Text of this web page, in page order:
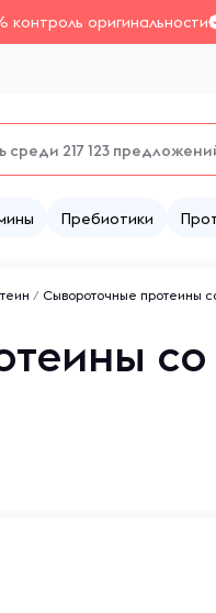
контроль оригинальности
Пребиотики
/ Сывороточные протеины